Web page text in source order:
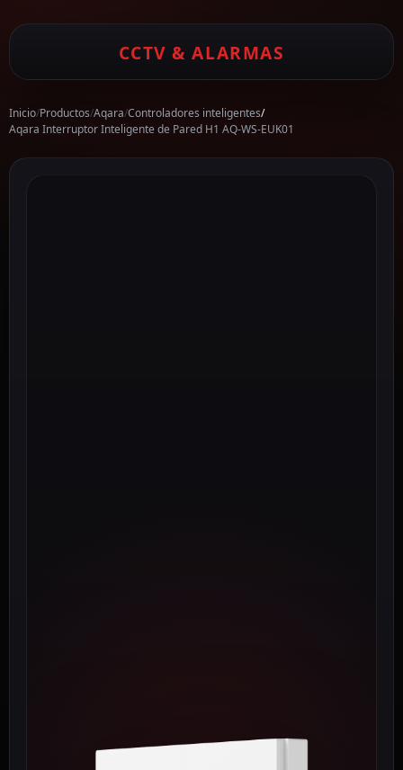
CCTV & ALARMAS
Inicio/Productos/Aqara/Controladores inteligentes/
Aqara Interruptor Inteligente de Pared H1 AQ-WS-EUK01